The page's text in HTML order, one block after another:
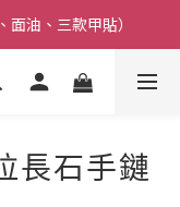
85折
油、三款甲貼）
85折
長石手鏈